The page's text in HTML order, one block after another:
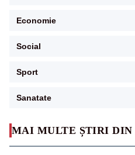
MAI MULTE ȘTIRI DIN
Economie
Social
Sport
Sanatate